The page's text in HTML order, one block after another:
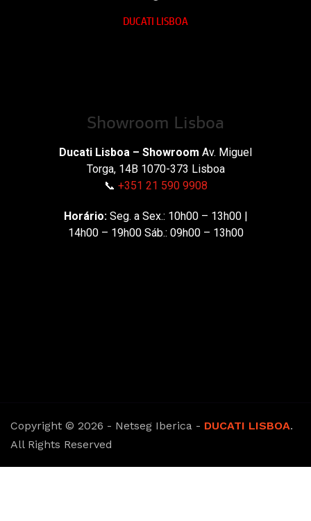
DUCATI LISBOA
Showroom Lisboa
Ducati Lisboa – Showroom Av. Miguel
Torga, 14B 1070-373 Lisboa
📞 +351 21 590 9908
Horário:Seg. a Sex.: 10h00 – 13h00 |
14h00 – 19h00 Sáb.: 09h00 – 13h00
Copyright © 2026 - Netseg Iberica - DUCATI LISBOA.
All Rights Reserved